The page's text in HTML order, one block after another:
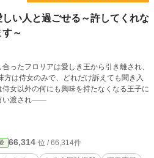
い人と過ごせる～許してくれな
～
ったフロリアは愛しき王から引き離され、
方は侍女のみで、どれだけ訴えても聞き入
女以外の何にも興味を持たなくなる王子に
い渡され――
66,314 位 / 66,314件